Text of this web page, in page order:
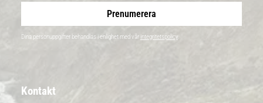
Prenumerera
Dina personuppgifter behandlas i enlighet med vår integritetspolicy
Kontakt